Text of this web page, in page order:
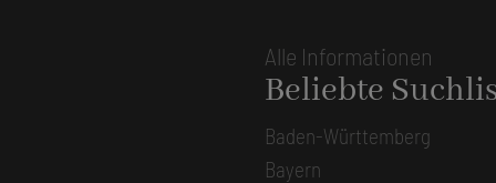
Alle Informationen
Beliebte
Baden-Württemberg
Bayern